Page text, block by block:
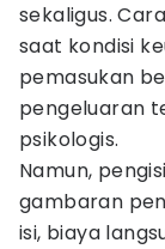
sekaligus.
saat kondisi
pemasukan
pengeluaran
psikologis.
Namun,
gambaran
isi, biaya